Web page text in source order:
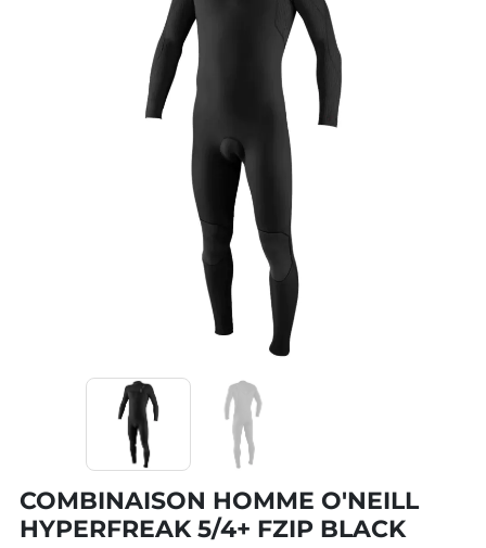
COMBINAISON HOMME O'NEILL
HYPERFREAK 5/4+ FZIP BLACK